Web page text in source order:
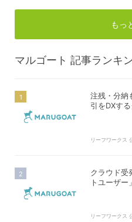
もっ
マルゴート 記事ランキ
注残・分納
引をDXす
リーフワークス
クラウド受
トユーザ
リーフワークス